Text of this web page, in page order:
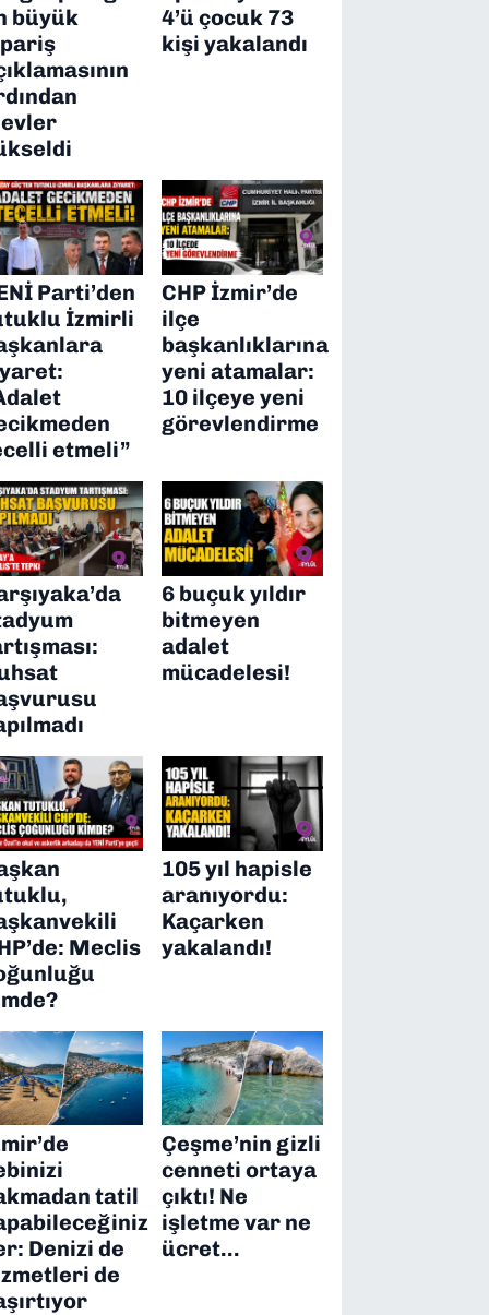
büyük
4’ü çocuk 73
kişi yakalandı
Parti’den
İzmirli
etmeli”
CHP İzmir’de
ilçe
başkanlıklarına
yeni atamalar:
10 ilçeye yeni
görevlendirme
6 buçuk yıldır
bitmeyen
adalet
mücadelesi!
Meclis
105 yıl hapisle
aranıyordu:
Kaçarken
yakalandı!
tatil
Denizi de
de
Çeşme’nin gizli
cenneti ortaya
çıktı! Ne
işletme var ne
ücret…